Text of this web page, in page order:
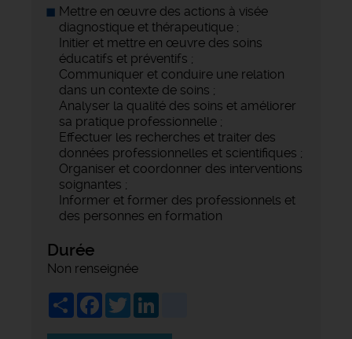
Mettre en œuvre des actions à visée
diagnostique et thérapeutique ;
Initier et mettre en œuvre des soins
éducatifs et préventifs ;
Communiquer et conduire une relation
dans un contexte de soins ;
Analyser la qualité des soins et améliorer
sa pratique professionnelle ;
Effectuer les recherches et traiter des
données professionnelles et scientifiques ;
Organiser et coordonner des interventions
soignantes ;
Informer et former des professionnels et
des personnes en formation
Durée
Non renseignée
ShareFacebook
Twitter